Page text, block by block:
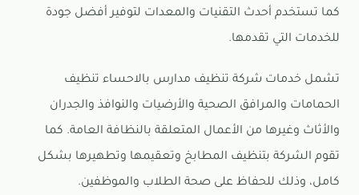
كما تستخدم أحدث التقنيات والمعدات لتوفير أفضل جودة
للخدمات التي تقدمها.
تشمل خدمات شركة تنظيف مدارس بالاحساء تنظيف
الحمامات والمرافق الصحية والأرضيات والنوافذ والجدران
والأثاث وغيرها من الأعمال المتعلقة بالنظافة العامة. كما
تقوم الشركة بتنظيف المطابخ وتعقيمها وتطهيرها بشكل
كامل، وذلك للحفاظ على صحة الطلاب والموظفين.